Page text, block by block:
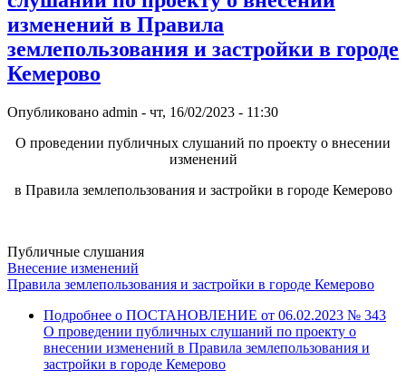
изменений в Правила
землепользования и застройки в городе
Кемерово
Опубликовано admin - чт, 16/02/2023 - 11:30
О проведении публичных слушаний по проекту о внесении
изменений
в Правила землепользования и застройки в городе Кемерово
Публичные слушания
Внесение изменений
Правила землепользования и застройки в городе Кемерово
Подробнее о ПОСТАНОВЛЕНИЕ от 06.02.2023 № 343
О проведении публичных слушаний по проекту о
внесении изменений в Правила землепользования и
застройки в городе Кемерово